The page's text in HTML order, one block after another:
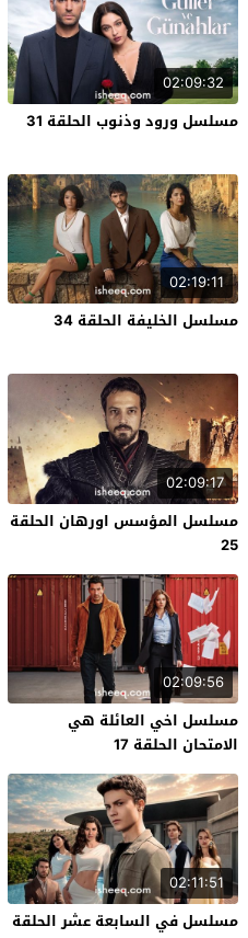
02:09:32
مسلسل ورود وذنوب الحلقة 31
02:19:11
مسلسل الخليفة الحلقة 34
02:09:17
مسلسل المؤسس اورهان الحلقة
25
02:09:56
مسلسل اخي العائلة هي
الامتحان الحلقة 17
02:11:51
مسلسل في السابعة عشر الحلقة